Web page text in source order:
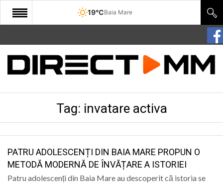
19°CBaia Mare
START
COMUNITATE
SANATATE
SPORT
Tag: invatare activa
PATRU ADOLESCENȚI DIN BAIA MARE PROPUN O
METODĂ MODERNĂ DE ÎNVĂȚARE A ISTORIEI
Patru adolescenți din Baia Mare au descoperit că istoria se